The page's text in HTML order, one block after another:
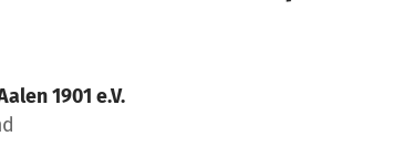
1901 e.V.